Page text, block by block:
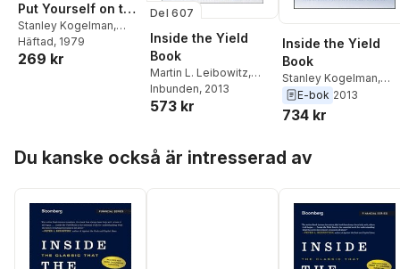
Put Yourself on the
Road to Success
by Freeing Yourself
from Math Anxiety
Stanley Kogelman,
Joseph Warren
Häftad, 1979
269 kr
Del 607
Inside the Yield
Book
Martin L. Leibowitz,
Sidney Homer,
Kogelman
Inbunden, 2013
573 kr
Inside the Yield
Book
Stanley Kogelman,
Sidney Homer
Leibowitz
E-bok 2013
734 kr
Du kanske också är intresserad av